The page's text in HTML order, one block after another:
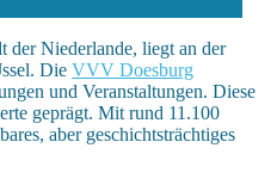
der Niederlande, liegt an der
Die VVV Doesburg
und Veranstaltungen. Diese
geprägt. Mit rund 11.100
aber geschichtsträchtiges